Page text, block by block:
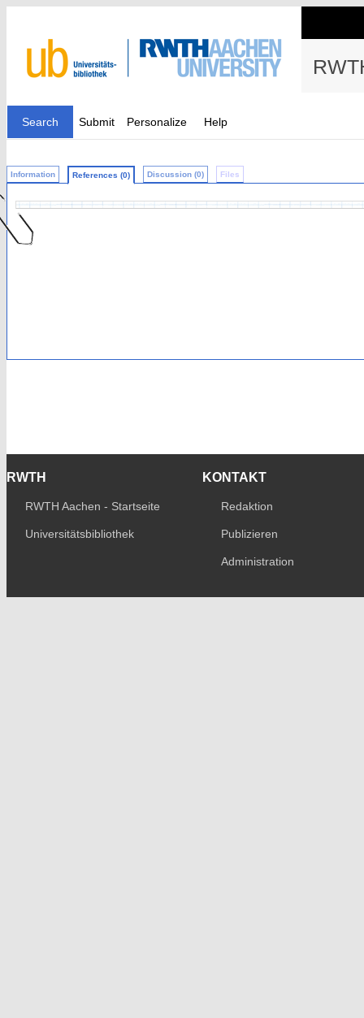
Search Submit Personalize Help
Information References (0) Discussion (0) Files
RWTH
RWTH Aachen - Startseite
Universitätsbibliothek
KONTAKT
Redaktion
Publizieren
Administration